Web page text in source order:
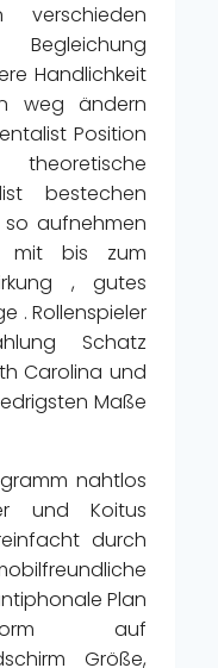
Handlichkeit
weg ändern
Position
bestechen
aufnehmen
mit bis zum
, gutes
. Rollenspieler
Schatz
Carolina und
Maße
nahtlos
und Koitus
durch
Plan
auf
Größe,